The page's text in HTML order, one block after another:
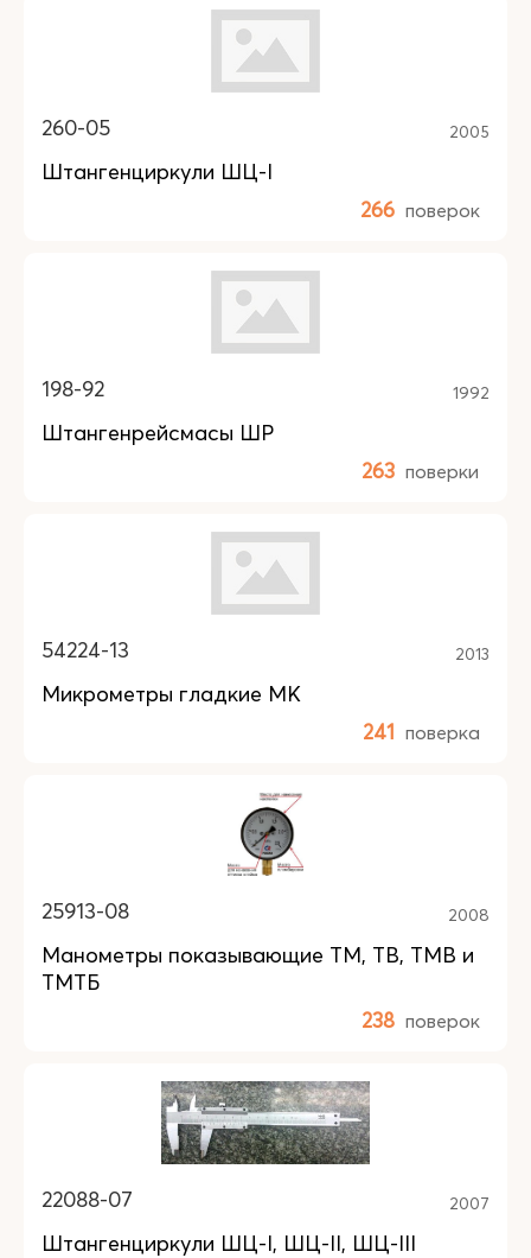
260-05 2005
Штангенциркули ШЦ-I
266 поверок
198-92 1992
Штангенрейсмасы ШР
263 поверки
54224-13 2013
Микрометры гладкие МК
241 поверка
25913-08 2008
Манометры показывающие ТМ, ТВ, ТМВ и
ТМТБ
238 поверок
22088-07 2007
Штангенциркули ШЦ-I, ШЦ-II, ШЦ-III